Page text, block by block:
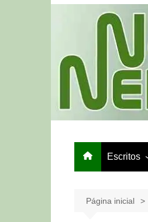
Escritos
Papo de
Página inicial